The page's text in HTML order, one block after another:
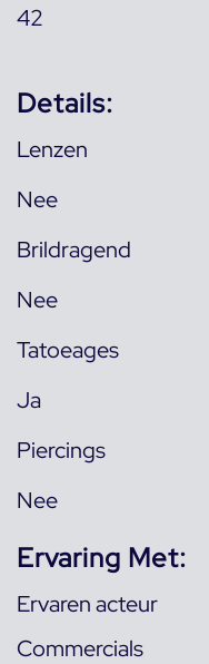
42
Details:
Lenzen
Nee
Brildragend
Nee
Tatoeages
Ja
Piercings
Nee
Ervaring Met:
Ervaren acteur
Commercials